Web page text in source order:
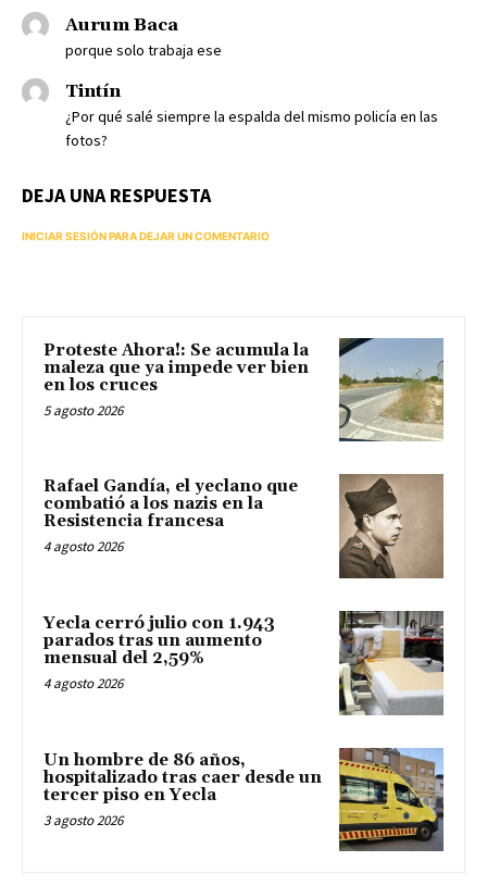
Aurum Baca
porque solo trabaja ese
Tintín
¿Por qué salé siempre la espalda del mismo policía en las
fotos?
DEJA UNA RESPUESTA
INICIAR SESIÓN PARA DEJAR UN COMENTARIO
Proteste Ahora!: Se acumula la
maleza que ya impede ver bien
en los cruces
5 agosto 2026
Rafael Gandía, el yeclano que
combatió a los nazis en la
Resistencia francesa
4 agosto 2026
Yecla cerró julio con 1.943
parados tras un aumento
mensual del 2,59%
4 agosto 2026
Un hombre de 86 años,
hospitalizado tras caer desde un
tercer piso en Yecla
3 agosto 2026